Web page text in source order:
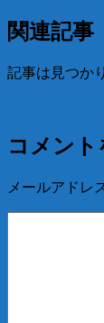
関連記事
記事は見つか
コメン
メールアドレ